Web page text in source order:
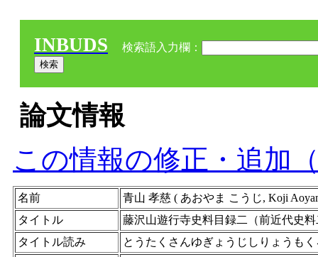
INBUDS 検索語入力欄：
論文情報
この情報の修正・追加
名前
青山 孝慈 ( あおやま こうじ, Koji
タイトル
藤沢山遊行寺史料目録二（前近代史
タイトル読み
とうたくさんゆぎょうじしりょうも